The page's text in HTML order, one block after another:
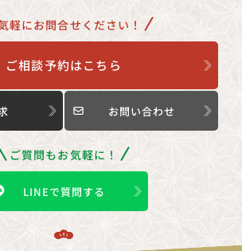
軽にお問合せください！
ご相談予約はこちら
お問い合わせ
ご質問もお気軽に！
LINEで質問する